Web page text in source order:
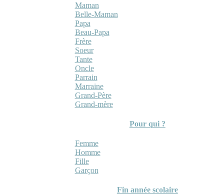
Maman
Belle-Maman
Papa
Beau-Papa
Frère
Soeur
Tante
Oncle
Parrain
Marraine
Grand-Père
Grand-mère
Pour qui ?
Femme
Homme
Fille
Garçon
Fin année scolaire